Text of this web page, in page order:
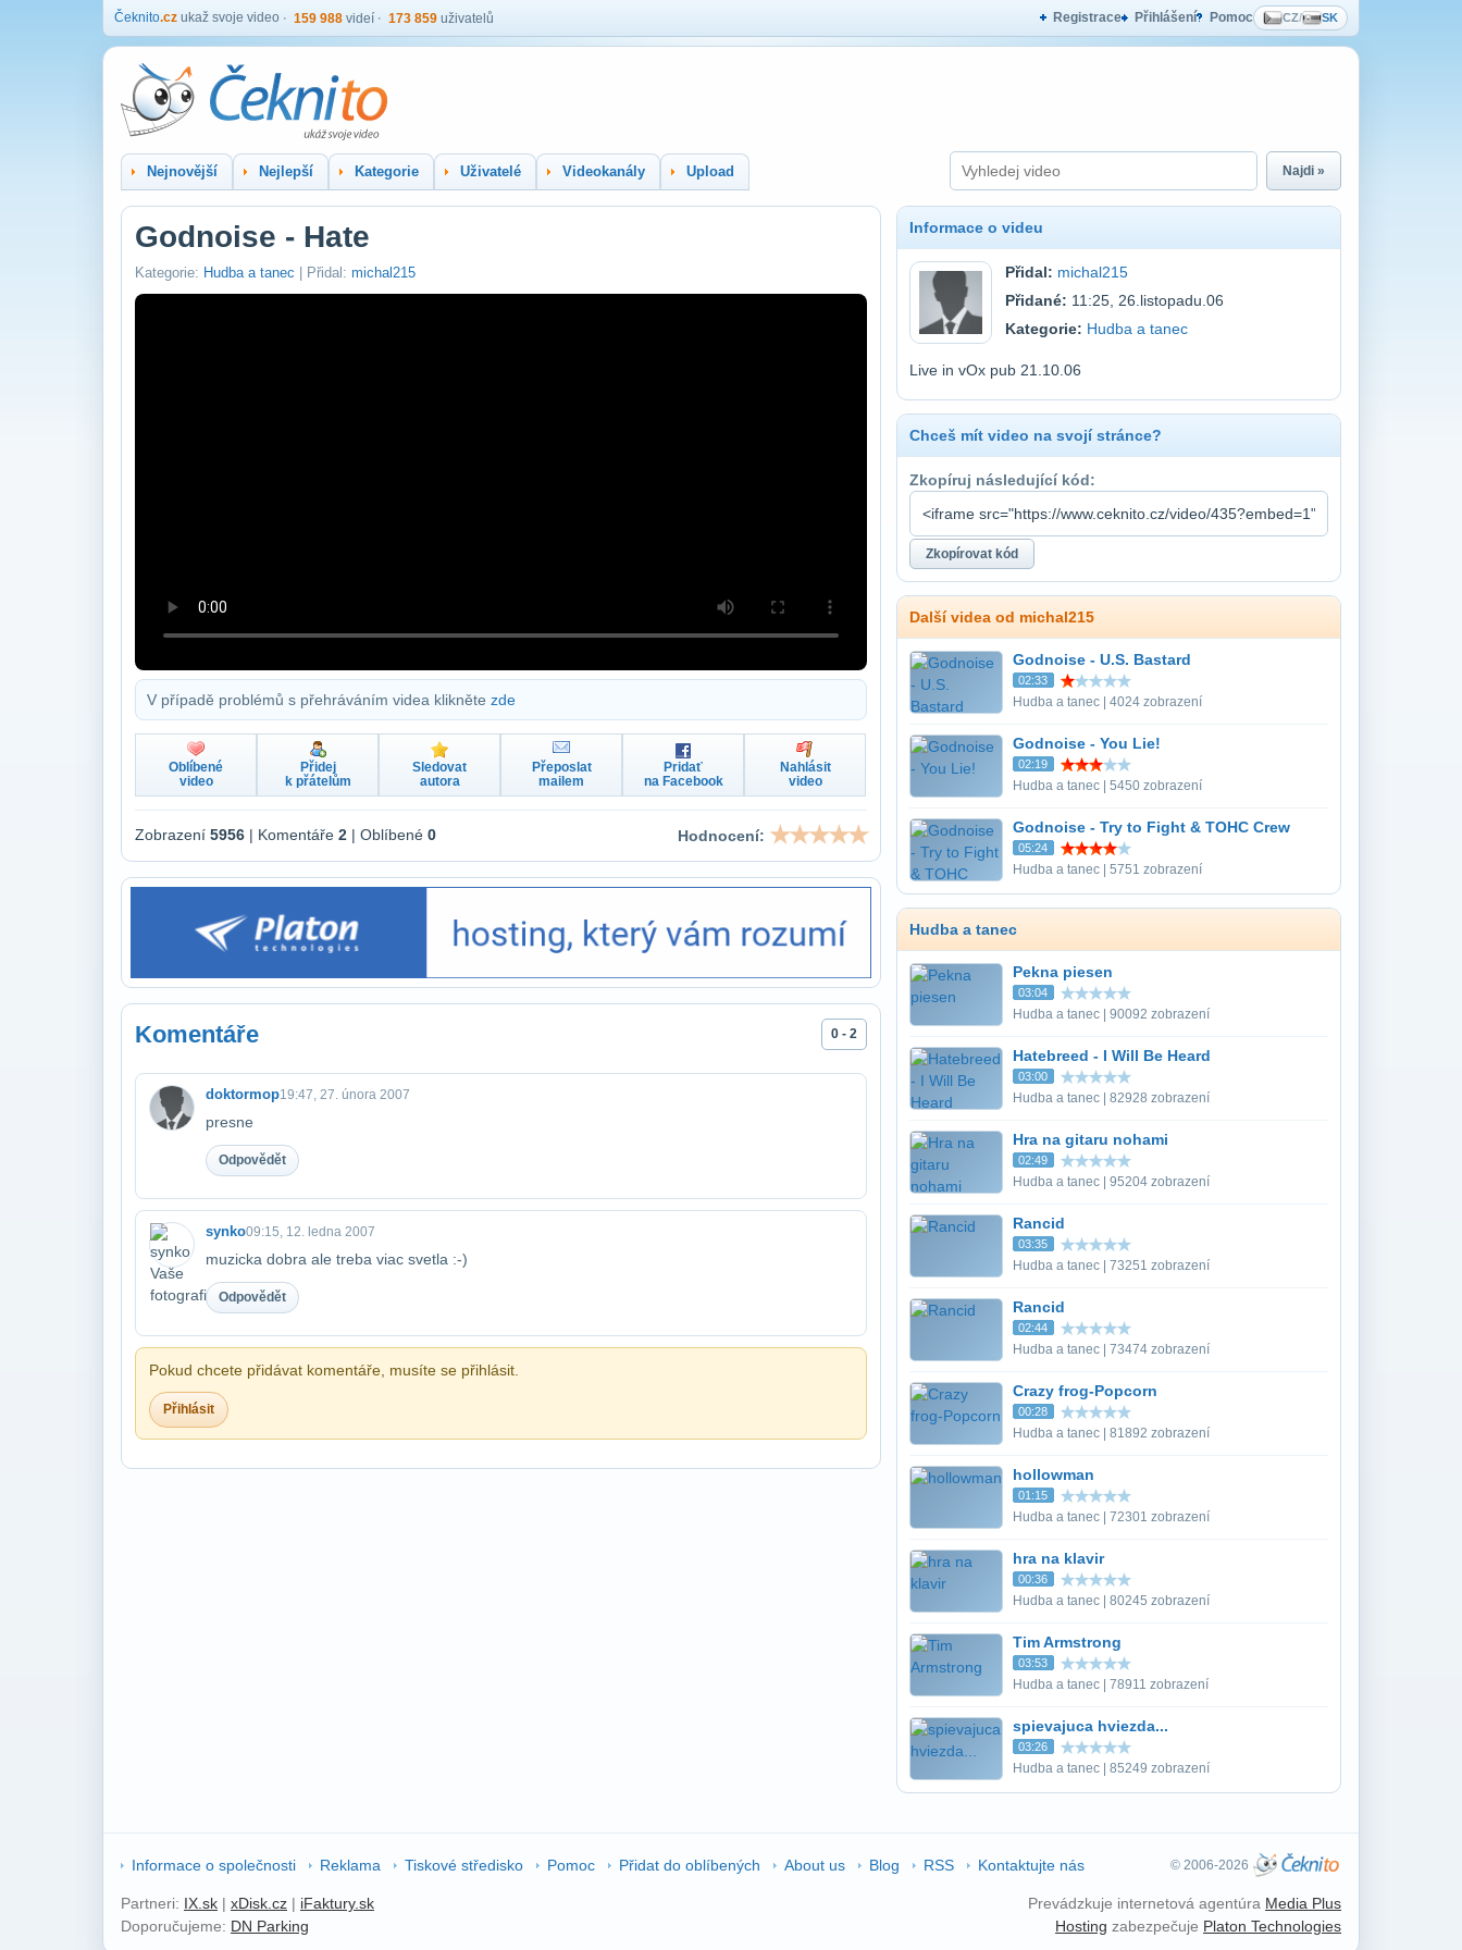
Čeknito.cz ukaž svoje video 159 988 videí 173 859 uživatelů Registrace Přihlášení Pomoc CZ/ SK
Nejnovější Nejlepší Kategorie Uživatelé Videokanály Upload Najdi »
Godnoise - Hate
Kategorie: Hudba a tanec | Přidal: michal215
V případě problémů s přehráváním videa klikněte zde
Oblíbené
video
Přidej
k přátelům
Sledovat
autora
Přeposlat
mailem
Pridať
na Facebook
Nahlásit
video
Zobrazení 5956 | Komentáře 2 | Oblíbené 0 Hodnocení:
Komentáře 0 - 2
doktormop19:47, 27. února 2007
presne
Odpovědět
synko09:15, 12. ledna 2007
muzicka dobra ale treba viac svetla :-)
Odpovědět
Pokud chcete přidávat komentáře, musíte se přihlásit.
Přihlásit
Informace o videu
Přidal: michal215
Přidané: 11:25, 26.listopadu.06
Kategorie: Hudba a tanec
Live in vOx pub 21.10.06
Chceš mít video na svojí stránce?
Zkopíruj následující kód:
Další videa od michal215
Godnoise - U.S. Bastard
02:33
Hudba a tanec | 4024 zobrazení
Godnoise - You Lie!
02:19
Hudba a tanec | 5450 zobrazení
Godnoise - Try to Fight & TOHC Crew
05:24
Hudba a tanec | 5751 zobrazení
Hudba a tanec
Pekna piesen
03:04
Hudba a tanec | 90092 zobrazení
Hatebreed - I Will Be Heard
03:00
Hudba a tanec | 82928 zobrazení
Hra na gitaru nohami
02:49
Hudba a tanec | 95204 zobrazení
Rancid
03:35
Hudba a tanec | 73251 zobrazení
Rancid
02:44
Hudba a tanec | 73474 zobrazení
Crazy frog-Popcorn
00:28
Hudba a tanec | 81892 zobrazení
hollowman
01:15
Hudba a tanec | 72301 zobrazení
hra na klavir
00:36
Hudba a tanec | 80245 zobrazení
Tim Armstrong
03:53
Hudba a tanec | 78911 zobrazení
spievajuca hviezda...
03:26
Hudba a tanec | 85249 zobrazení
Informace o společnosti Reklama Tiskové středisko Pomoc Přidat do oblíbených About us Blog RSS Kontaktujte nás © 2006-2026
Partneri: IX.sk | xDisk.cz | iFaktury.sk
Doporučujeme: DN Parking
Prevádzkuje internetová agentúra Media Plus
Hosting zabezpečuje Platon Technologies